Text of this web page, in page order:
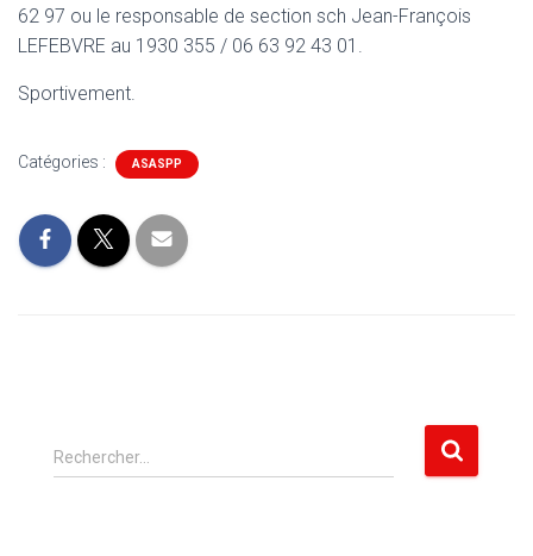
62 97 ou le responsable de section sch Jean-François
LEFEBVRE au 1930 355 / 06 63 92 43 01.
Sportivement.
Catégories : ASASPP
R
e
Rechercher…